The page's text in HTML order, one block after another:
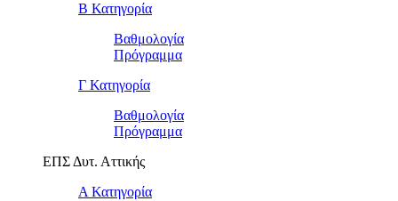
Β Κατηγορία
Βαθμολογία
Πρόγραμμα
Γ Κατηγορία
Βαθμολογία
Πρόγραμμα
ΕΠΣ Δυτ. Αττικής
Α Κατηγορία